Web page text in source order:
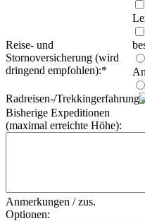
Reise- und
Stornoversicherung (wird
dringend empfohlen):*
Radreisen-/Trekkingerfahrung:
Bisherige Expeditionen
(maximal erreichte Höhe):
Anmerkungen / zus.
Optionen: